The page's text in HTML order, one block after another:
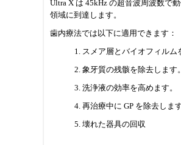
Ultra X は 45kHz の超音波周波数で
領域に到達します。
歯内療法では以下に適用できます：
1. スメア層とバイオフィル
2. 象牙質の残骸を除去します。
3. 洗浄液の効率を高めます。
4. 再治療中に GP を除去しま
5. 壊れた器具の回収